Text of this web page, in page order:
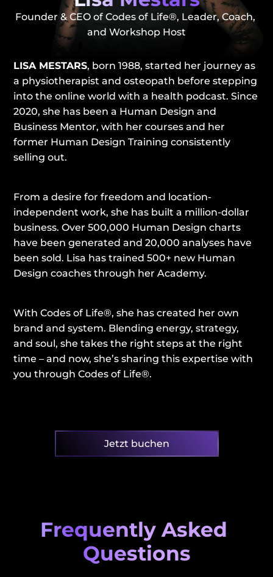
Founder & CEO of Codes of Life®, Leader, Coach,
and Workshop Host
LISA MESTARS, born 1988, started her journey as
a physiotherapist and osteopath before stepping
into the online world with a health podcast. Since
2020, she has been a Human Design and
Business Mentor, with her courses and her
former Human Design Training consistently
selling out.
From a desire for freedom and location-
independent work, she has built a million-dollar
business. Over 500,000 Human Design charts
have been generated and 20,000 analyses have
been sold. Lisa has trained 500+ new Human
Design coaches through her Academy.
With Codes of Life®, she has created her own
brand and system. Blending energy, strategy,
and soul, she takes the right steps at the right
time – and now, she’s sharing this expertise with
you through Codes of Life®.
Jetzt buchen
Frequently Asked
Questions